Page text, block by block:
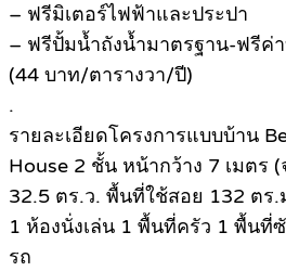
– ฟรีมิเตอร์ไฟฟ้าและประปา
– ฟรีปั้มน้ำถังน้ำมาตรฐาน-ฟรีค่
(44 บาท/ตารางวา/ปี)
.
รายละเอียดโครงการแบบบ้าน
House 2 ชั้น หน้ากว้าง 7 เมตร
32.5 ตร.ว. พื้นที่ใช้สอย 132 ตร
1 ห้องนั่งเล่น 1 พื้นที่ครัว 1 พื้นที่
รถ